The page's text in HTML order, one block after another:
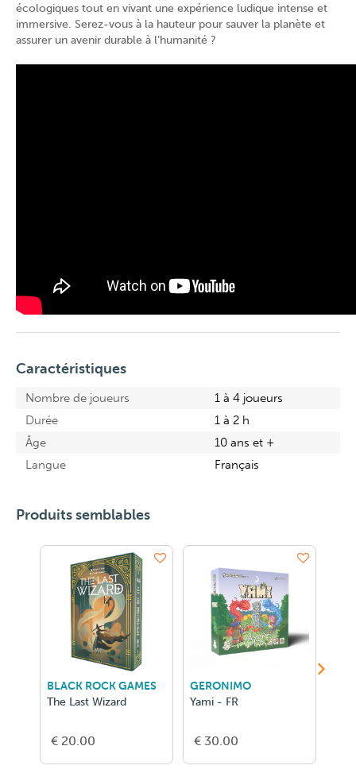
écologiques tout en vivant une expérience ludique intense et
immersive. Serez-vous à la hauteur pour sauver la planète et
assurer un avenir durable à l’humanité ?
Caractéristiques
Nombre de joueurs
1 à 4 joueurs
Durée
1 à 2 h
Âge
10 ans et +
Langue
Français
Produits semblables
BLACK ROCK GAMES
The Last Wizard
€ 20.00
GERONIMO
Yami - FR
€ 30.00